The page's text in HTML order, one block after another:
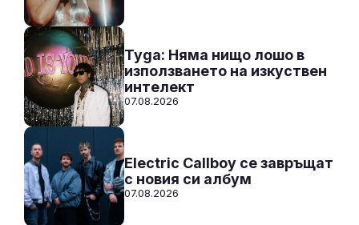
Tyga: Няма нищо лошо в
използването на изкуствен
интелект
07.08.2026
Electric Callboy се завръщат
с новия си албум
07.08.2026